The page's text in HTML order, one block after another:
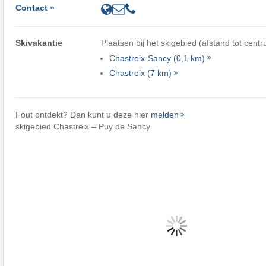
Contact »
Skivakantie
Plaatsen bij het skigebied (afstand tot
Chastreix-Sancy (0,1 km)
Chastreix (7 km)
Fout ontdekt? Dan kunt u deze hier melden
skigebied Chastreix – Puy de Sancy